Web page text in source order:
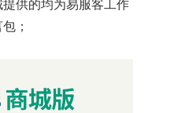
供的均为易服客工作
；